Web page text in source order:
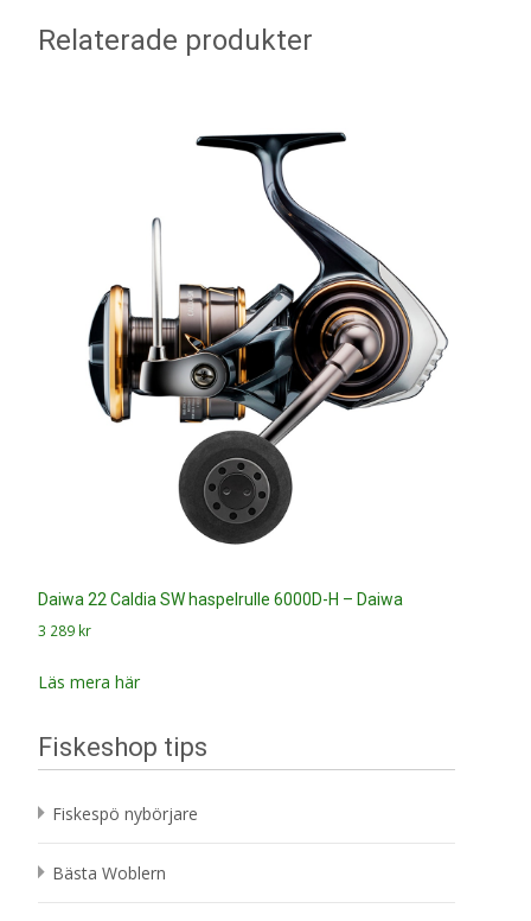
Relaterade produkter
Daiwa 22 Caldia SW haspelrulle 6000D-H – Daiwa
3 289 kr
Läs mera här
Fiskeshop tips
Fiskespö nybörjare
Bästa Woblern